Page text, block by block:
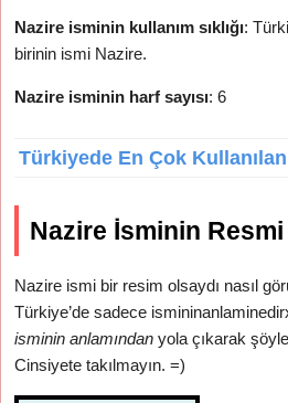
Nazire isminin kullanım sıklığı:
birinin ismi Nazire.
Nazire isminin harf sayısı: 6
Türkiyede En Çok
Nazire İsminin Resmi
Nazire ismi bir resim olsaydı nasıl
Türkiye’de sadece
isminin anlamından yola çıkarak
Cinsiyete takılmayın. =)